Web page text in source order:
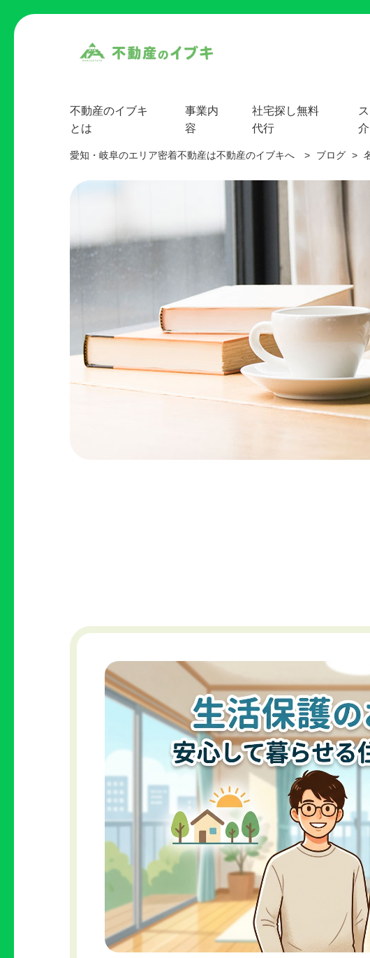
不動産のイブキ
とは
事業内
容
社宅探し無料
代行
介
愛知・岐阜のエリア密着不動産は不動産のイブキへ > ブログ >